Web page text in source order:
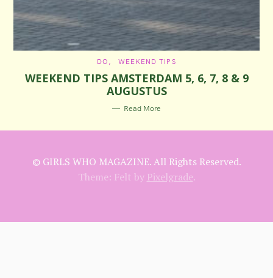
C
T
E
G
O
R
I
DO WEEKEND TIPS
WEEKEND TIPS AMSTERDAM 5, 6, 7, 8 & 9
AUGUSTUS
Read More
© GIRLS WHO MAGAZINE. All Rights Reserved.
Theme: Felt by Pixelgrade.